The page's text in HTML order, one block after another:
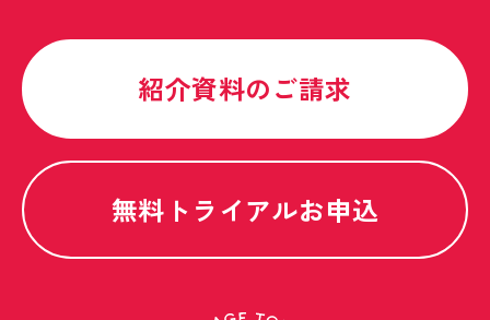
紹介資料のご請求
無料トライアルお申込